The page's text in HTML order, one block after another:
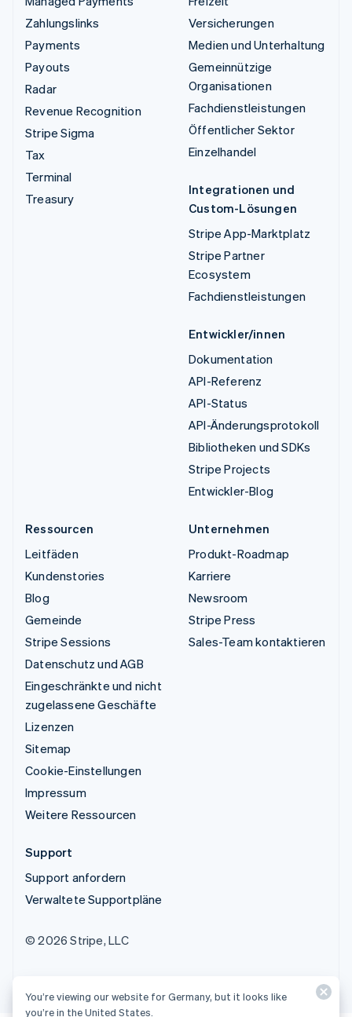
Zahlungslinks
Payments
Payouts
Radar
Revenue Recognition
Stripe Sigma
Tax
Terminal
Treasury
Versicherungen
Medien und Unterhaltung
Gemeinnützige
Organisationen
Fachdienstleistungen
Öffentlicher Sektor
Einzelhandel
Integrationen und
Custom-Lösungen
Stripe App-Marktplatz
Stripe Partner
Ecosystem
Fachdienstleistungen
Entwickler/innen
Dokumentation
API-Referenz
API-Status
API-Änderungsprotokoll
Bibliotheken und SDKs
Stripe Projects
Entwickler-Blog
Ressourcen
Leitfäden
Kundenstories
Blog
Gemeinde
Stripe Sessions
Datenschutz und AGB
Eingeschränkte und nicht
zugelassene Geschäfte
Lizenzen
Sitemap
Cookie-Einstellungen
Impressum
Weitere Ressourcen
Unternehmen
Produkt-Roadmap
Karriere
Newsroom
Stripe Press
Sales-Team kontaktieren
Support
Support anfordern
Verwaltete Supportpläne
© 2026 Stripe, LLC
You’re viewing our website for Germany, but it looks like
you’re in the United States.